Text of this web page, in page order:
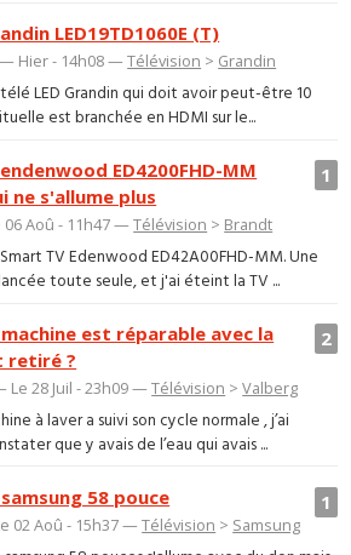
LED19TD1060E (T)
Hier - 14h08 —Télévision > Grandin
LED Grandin qui doit avoir peut-être 10
est branchée en HDMI sur le...
1
ED4200FHD-MM
ne s'allume plus
06 Aoû - 11h47 —Télévision > Brandt
TV Edenwood ED42A00FHD-MM. Une
toute seule, et j'ai éteint la TV ...
2
est réparable avec la
retiré ?
Le 28 Juil - 23h09 —Télévision >Valberg
à laver a suivi son cycle normale , j’ai
que y avais de l’eau qui avais ...
1
58 pouce
02 Aoû - 15h37 —Télévision > Samsung